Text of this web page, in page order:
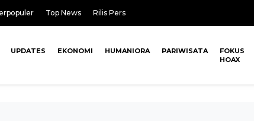
Top News Rilis Pers
UPDATES EKONOMI HUMANIORA PARIWISATA
FOKUS
HOAX